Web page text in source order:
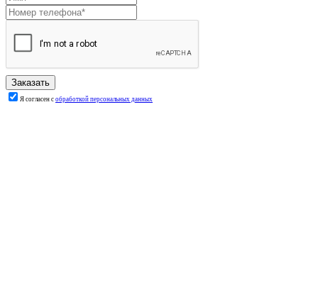
Я согласен с обработкой персональных данных